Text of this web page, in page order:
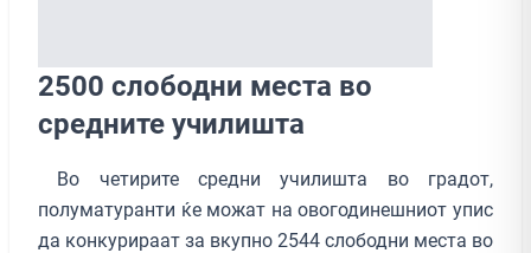
2500 слободни места во
средните училишта
Во четирите средни училишта во градот,
полуматуранти ќе можат на овогодинешниот упис
да конкурираат за вкупно 2544 слободни места во